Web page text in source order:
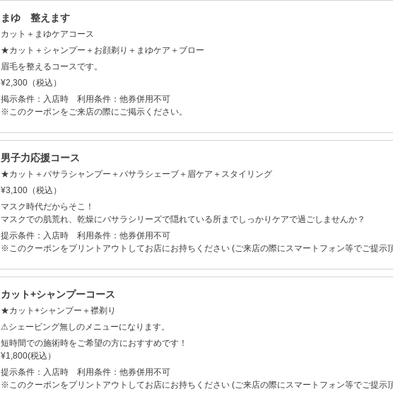
まゆ 整えます
カット＋まゆケアコース
★カット＋シャンプー＋お顔剃り＋まゆケア＋ブロー
眉毛を整えるコースです。
¥2,300（税込）
掲示条件：入店時 利用条件：他券併用不可
※このクーポンをご来店の際にご掲示ください。
男子力応援コース
★カット＋バサラシャンプー＋バサラシェーブ＋眉ケア＋スタイリング
¥3,100（税込）
マスク時代だからそこ！
マスクでの肌荒れ、乾燥にバサラシリーズで隠れている所までしっかりケアで過ごしませんか？
提示条件：入店時 利用条件：他券併用不可
※このクーポンをプリントアウトしてお店にお持ちください (ご来店の際にスマートフォン等でご提示
カット+シャンプーコース
★カット+シャンプー＋襟剃り
⚠︎シェービング無しのメニューになります。
短時間での施術時をご希望の方におすすめです！
¥1,800(税込）
提示条件：入店時 利用条件：他券併用不可
※このクーポンをプリントアウトしてお店にお持ちください (ご来店の際にスマートフォン等でご提示